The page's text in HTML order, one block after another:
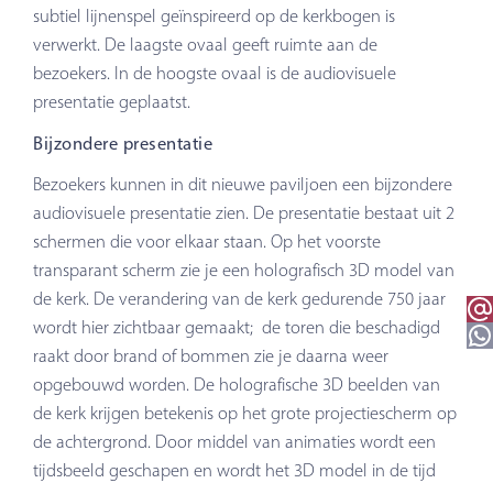
subtiel lijnenspel geïnspireerd op de kerkbogen is
verwerkt. De laagste ovaal geeft ruimte aan de
bezoekers. In de hoogste ovaal is de audiovisuele
presentatie geplaatst.
Bijzondere presentatie
Bezoekers kunnen in dit nieuwe paviljoen een bijzondere
audiovisuele presentatie zien. De presentatie bestaat uit 2
schermen die voor elkaar staan. Op het voorste
transparant scherm zie je een holografisch 3D model van
de kerk. De verandering van de kerk gedurende 750 jaar
wordt hier zichtbaar gemaakt; de toren die beschadigd
raakt door brand of bommen zie je daarna weer
opgebouwd worden. De holografische 3D beelden van
de kerk krijgen betekenis op het grote projectiescherm op
de achtergrond. Door middel van animaties wordt een
tijdsbeeld geschapen en wordt het 3D model in de tijd